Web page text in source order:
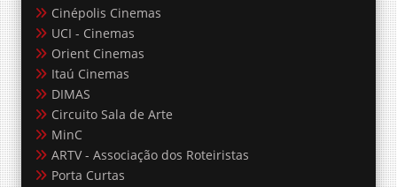
Cinépolis Cinemas
UCI - Cinemas
Orient Cinemas
Itaú Cinemas
DIMAS
Circuito Sala de Arte
MinC
ARTV - Associação dos Roteiristas
Porta Curtas